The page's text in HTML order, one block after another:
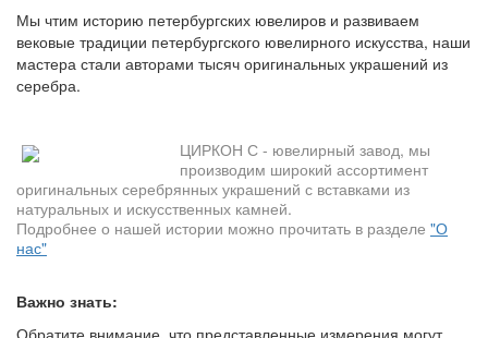
Мы чтим историю петербургских ювелиров и развиваем
вековые традиции петербургского ювелирного искусства, наши
мастера стали авторами тысяч оригинальных украшений из
серебра.
ЦИРКОН С - ювелирный завод, мы
производим широкий ассортимент
оригинальных серебрянных украшений с вставками из
натуральных и искусственных камней.
Подробнее о нашей истории можно прочитать в разделе "О
нас"
Важно знать: